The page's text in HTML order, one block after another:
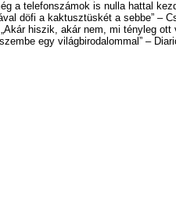
a telefonszámok is nulla hattal
döfi a kaktusztüskét a sebbe” –
hiszik, akár nem, mi tényleg
egy világbirodalommal” –